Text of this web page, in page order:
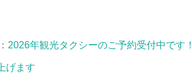
2026年観光タクシーのご予約受付中です！
げます